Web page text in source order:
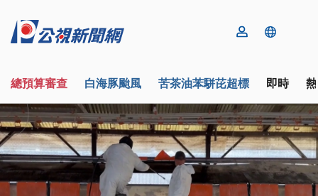
總預算審查 白海豚颱風 苦茶油苯駢芘超標 即時